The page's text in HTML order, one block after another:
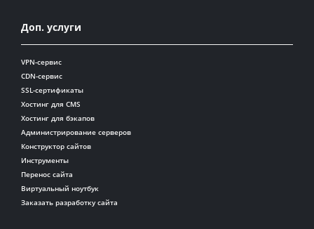
Доп. услуги
VPN-сервис
CDN-сервис
SSL-сертификаты
Хостинг для CMS
Хостинг для бэкапов
Администрирование серверов
Конструктор сайтов
Инструменты
Перенос сайта
Виртуальный ноутбук
Заказать разработку сайта